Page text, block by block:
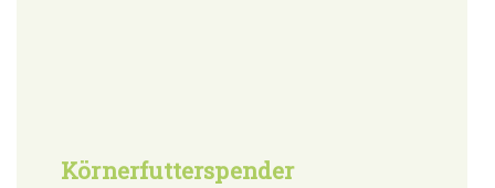
Körnerfutterspender